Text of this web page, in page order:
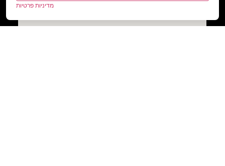
מדיניות פרטיות